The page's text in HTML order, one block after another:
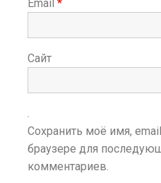
Email *
Сайт
Сохранить моё имя,
браузере для
комментариев.